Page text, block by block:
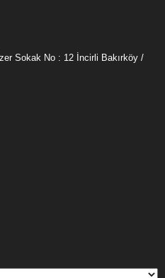
Sokak No : 12 İncirli Bakırköy /